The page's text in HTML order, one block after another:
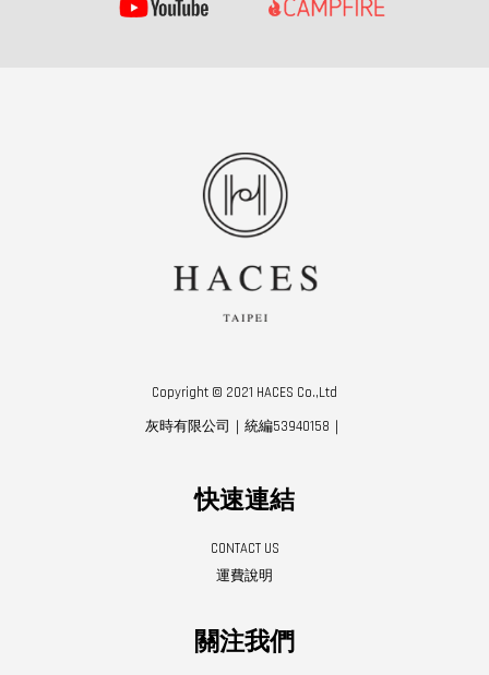
Copyright © 2021 HACES Co.,Ltd
灰時有限公司｜統編53940158｜
快速連結
CONTACT US
運費說明
關注我們